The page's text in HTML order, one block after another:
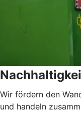
Wir fördern den
und handeln